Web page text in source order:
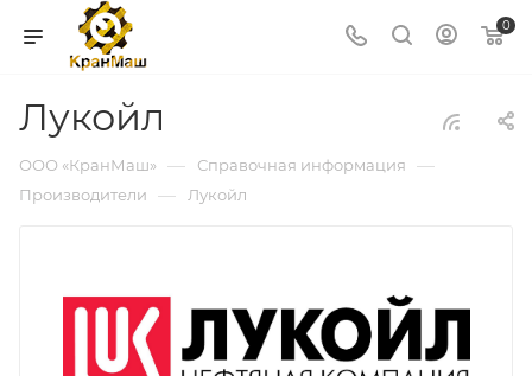
0
Лукойл
ООО «КранМаш» — Справочная информация —
Производители — Лукойл